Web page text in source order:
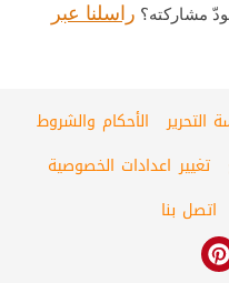
مشاركته؟ راسلنا عبر
التحرير
الأحكام والشروط
تغيير اعدادات الخصوصية
اتصل بنا